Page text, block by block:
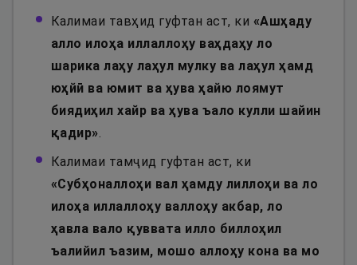
Калимаи тавҳид гуфтан аст, ки «Ашҳаду
алло илоҳа иллаллоҳу ваҳдаҳу ло
шарика лаҳу лаҳул мулку ва лаҳул ҳамд
юҳйӣ ва юмит ва ҳува ҳайю лоямут
биядиҳил хайр ва ҳува ъало кулли шайин
қадир»
Калимаи тамҷид гуфтан аст, ки
«Субҳоналлоҳи вал ҳамду лиллоҳи ва ло
илоҳа иллаллоҳу валлоҳу акбар, ло
ҳавла вало қуввата илло биллоҳил
ъалийил ъазим, мошо аллоҳу кона ва мо